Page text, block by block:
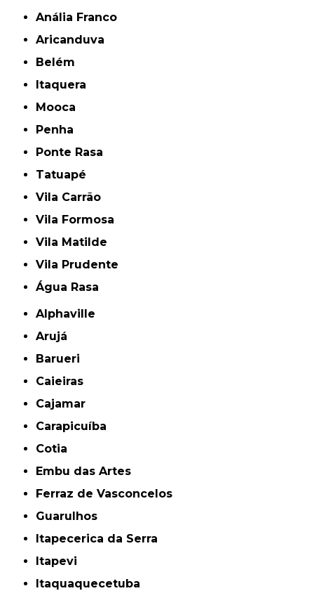
Anália Franco
Aricanduva
Belém
Itaquera
Mooca
Penha
Ponte Rasa
Tatuapé
Vila Carrão
Vila Formosa
Vila Matilde
Vila Prudente
Água Rasa
Alphaville
Arujá
Barueri
Caieiras
Cajamar
Carapicuíba
Cotia
Embu das Artes
Ferraz de Vasconcelos
Guarulhos
Itapecerica da Serra
Itapevi
Itaquaquecetuba